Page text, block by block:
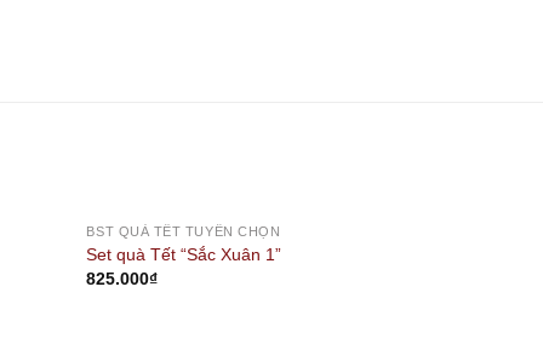
BST QUÀ TẾT TUYỂN CHỌN
Set quà Tết “Sắc Xuân 1”
825.000₫